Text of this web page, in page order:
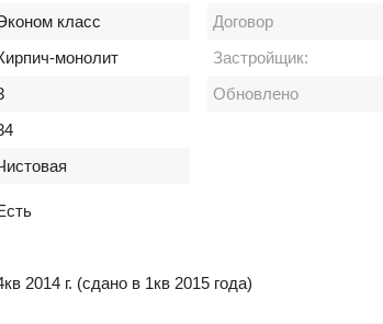
класс
монолит
Договор
Застройщик:
Обновлено
2014 г. (сдано в 1кв 2015 года)